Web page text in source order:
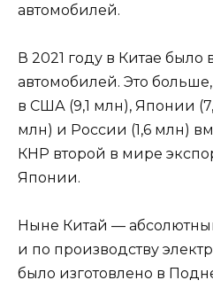
автомобилей.
В 2021 году в Китае
автомобилей. Это
в США (9,1 млн), Японии
млн) и России (1,6 млн)
КНР второй в мире
Японии.
Ныне Китай —
и по производству
было изготовлено в